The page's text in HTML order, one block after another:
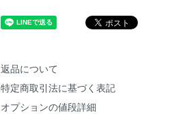
返品について
特定商取引法に基づく表記
オプションの値段詳細